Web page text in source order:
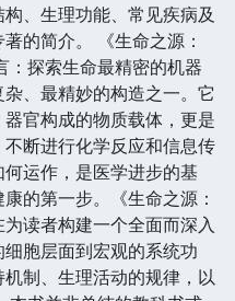
、生理功能、常见疾病及
的简介。 《生命之源：
：探索生命最精密的机器
、最精妙的构造之一。它
官构成的物质载体，更是
断进行化学反应和信息传
运作，是医学进步的基
的第一步。《生命之源：
读者构建一个全面而深入
胞层面到宏观的系统功
制、生理活动的规律，以